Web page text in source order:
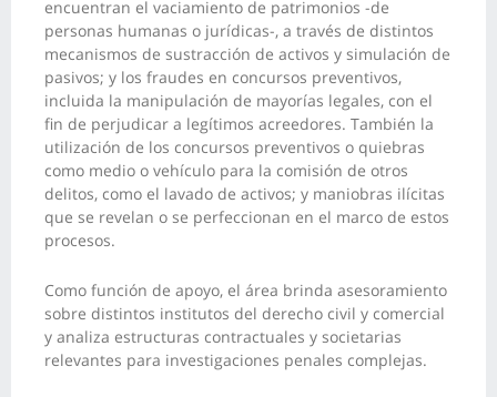
encuentran el vaciamiento de patrimonios -de
personas humanas o jurídicas-, a través de distintos
mecanismos de sustracción de activos y simulación de
pasivos; y los fraudes en concursos preventivos,
incluida la manipulación de mayorías legales, con el
fin de perjudicar a legítimos acreedores. También la
utilización de los concursos preventivos o quiebras
como medio o vehículo para la comisión de otros
delitos, como el lavado de activos; y maniobras ilícitas
que se revelan o se perfeccionan en el marco de estos
procesos.
Como función de apoyo, el área brinda asesoramiento
sobre distintos institutos del derecho civil y comercial
y analiza estructuras contractuales y societarias
relevantes para investigaciones penales complejas.